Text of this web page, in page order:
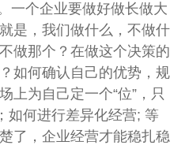
一个企业要做好做长做大
是，我们做什么，不做什
做那个？在做这个决策的
如何确认自己的优势，规
上为自己定一个“位” ，只
如何进行差异化经营; 等
了，企业经营才能稳扎稳